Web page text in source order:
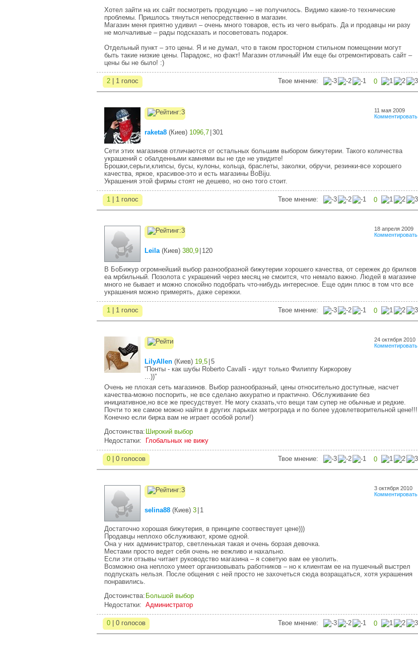
Хотел зайти на их сайт посмотреть продукцию – не получилось. Видимо какие-то технические
проблемы. Пришлось тянуться непосредственно в магазин.
Магазин меня приятно удивил – очень много товаров, есть из чего выбрать. Да и продавцы ни разу
не молчаливые – рады подсказать и посоветовать подарок.
Отдельный пункт – это цены. Я и не думал, что в таком просторном стильном помещении могут
быть такие низкие цены. Парадокс, но факт! Магазин отличный! Им еще бы отремонтировать сайт –
цены бы не было! :)
2 | 1 голос Твое мнение: 0
raketa8 (Киев) 1096,7 301
11 мая 2009
Комментировать
Сети этих магазинов отличаются от остальных большим выбором бижутерии. Такого количества
украшений с обалденными камнями вы не где не увидите!
Брошки,серьги,клипсы, бусы, кулоны, кольца, браслеты, заколки, обручи, резинки-все хорошего
качества, яркое, красивое-это и есть магазины BoBiju.
Украшения этой фирмы стоят не дешево, но оно того стоит.
1 | 1 голос Твое мнение: 0
Leila(Киев) 380,9 120
18 апреля 2009
Комментировать
В БоБижур огромнейший выбор разнообразной бижутерии хорошего качества, от сережек до брилков
еа мрбильный. Позолота с украшений через месяц не смоится, что немало важно. Людей в магазине
много не бывает и можно спокойно подобрать что-нибудь интересное. Еще один плюс в том что все
украшения можно примерять, даже сережки.
1 | 1 голос Твое мнение: 0
LilyAllen (Киев) 19,5 5
“Понты - как шубы Roberto Cavalli - идут только Филиппу Киркорову
...))”
24 октября 2010
Комментировать
Очень не плохая сеть магазинов. Выбор разнообразный, цены относительно доступные, насчет
качества-можно поспорить, не все сделано аккуратно и практично. Обслуживание без
инициативное,но все же пресудствует. Не могу сказать,что вещи там супер не обычные и редкие.
Почти то же самое можно найти в других ларьках метрограда и по более удовлетворительной цене!!!
Конечно если бирка вам не играет особой роли!)
Достоинства: Широкий выбор
Недостатки:
Глобальных не вижу
0 | 0 голосов Твое мнение: 0
selina88 (Киев) 3 1
3 октября 2010
Комментировать
Достаточно хорошая бижутерия, в принципе соотвествует цене)))
Продавцы неплохо обслуживают, кроме одной.
Она у них администратор, светленькая такая и очень борзая девочка.
Местами просто ведет себя очень не вежливо и нахально.
Если эти отзывы читает руководство магазина – я советую вам ее уволить.
Возможно она неплохо умеет организовывать работников – но к клиентам ее на пушечный выстрел
подпускать нельзя. После общения с ней просто не захочеться сюда возращаться, хотя украшения
понравились.
Достоинства: Большой выбор
Недостатки: Администратор
0 | 0 голосов Твое мнение: 0